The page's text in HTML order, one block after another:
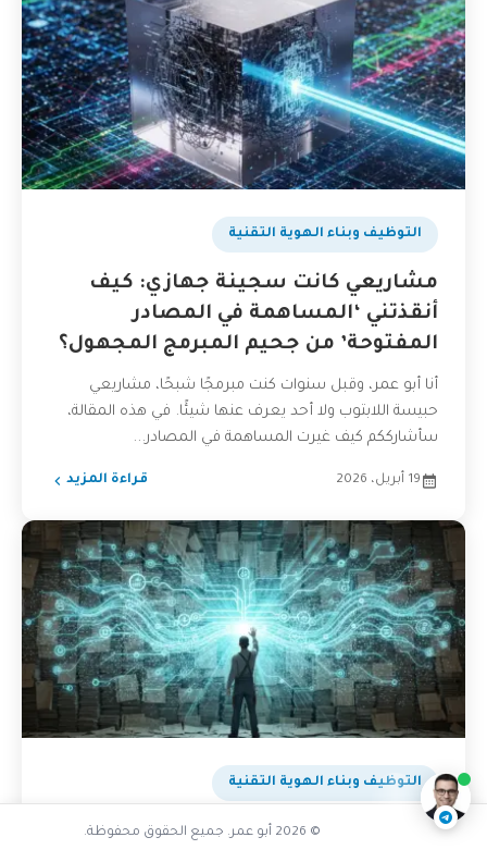
التوظيف وبناء الهوية التقنية
مشاريعي كانت سجينة جهازي: كيف
أنقذتني ‘المساهمة في المصادر
المفتوحة’ من جحيم المبرمج المجهول؟
أنا أبو عمر، وقبل سنوات كنت مبرمجًا شبحًا، مشاريعي
حبيسة اللابتوب ولا أحد يعرف عنها شيئًا. في هذه المقالة،
سأشارككم كيف غيرت المساهمة في المصادر...
19 أبريل، 2026 قراءة المزيد
التوظيف وبناء الهوية التقنية
سيرتي الذاتية كانت مجرد حبر على ورق:
تفاعل مع الذكاء الاصطناعي
ناقشنا على تليجرام@AbuOmarTech_bot
© 2026 أبو عمر. جميع الحقوق محفوظة.